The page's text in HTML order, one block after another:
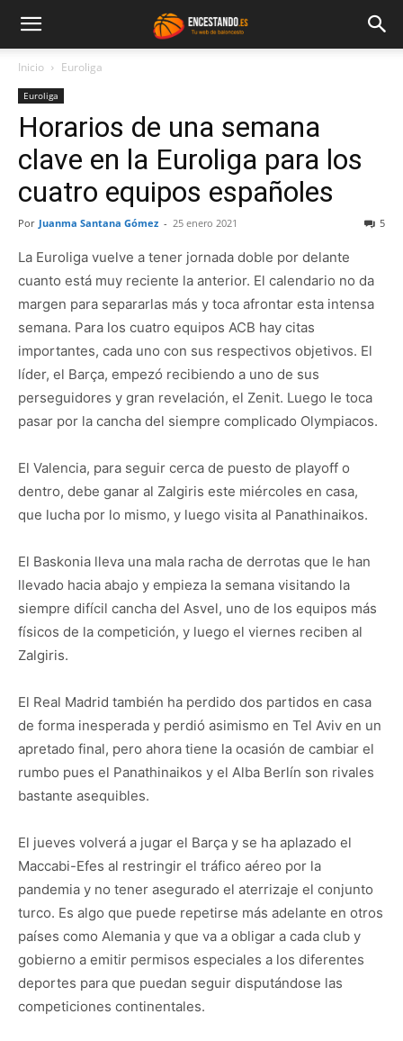
Inicio Euroliga
Euroliga
Horarios de una semana
clave en la Euroliga para los
cuatro equipos españoles
Por Juanma Santana Gómez - 25 enero 2021 5
La Euroliga vuelve a tener jornada doble por delante
cuanto está muy reciente la anterior. El calendario no da
margen para separarlas más y toca afrontar esta intensa
semana. Para los cuatro equipos ACB hay citas
importantes, cada uno con sus respectivos objetivos. El
líder, el Barça, empezó recibiendo a uno de sus
perseguidores y gran revelación, el Zenit. Luego le toca
pasar por la cancha del siempre complicado Olympiacos.
El Valencia, para seguir cerca de puesto de playoff o
dentro, debe ganar al Zalgiris este miércoles en casa,
que lucha por lo mismo, y luego visita al Panathinaikos.
El Baskonia lleva una mala racha de derrotas que le han
llevado hacia abajo y empieza la semana visitando la
siempre difícil cancha del Asvel, uno de los equipos más
físicos de la competición, y luego el viernes reciben al
Zalgiris.
El Real Madrid también ha perdido dos partidos en casa
de forma inesperada y perdió asimismo en Tel Aviv en un
apretado final, pero ahora tiene la ocasión de cambiar el
rumbo pues el Panathinaikos y el Alba Berlín son rivales
bastante asequibles.
El jueves volverá a jugar el Barça y se ha aplazado el
Maccabi-Efes al restringir el tráfico aéreo por la
pandemia y no tener asegurado el aterrizaje el conjunto
turco. Es algo que puede repetirse más adelante en otros
países como Alemania y que va a obligar a cada club y
gobierno a emitir permisos especiales a los diferentes
deportes para que puedan seguir disputándose las
competiciones continentales.